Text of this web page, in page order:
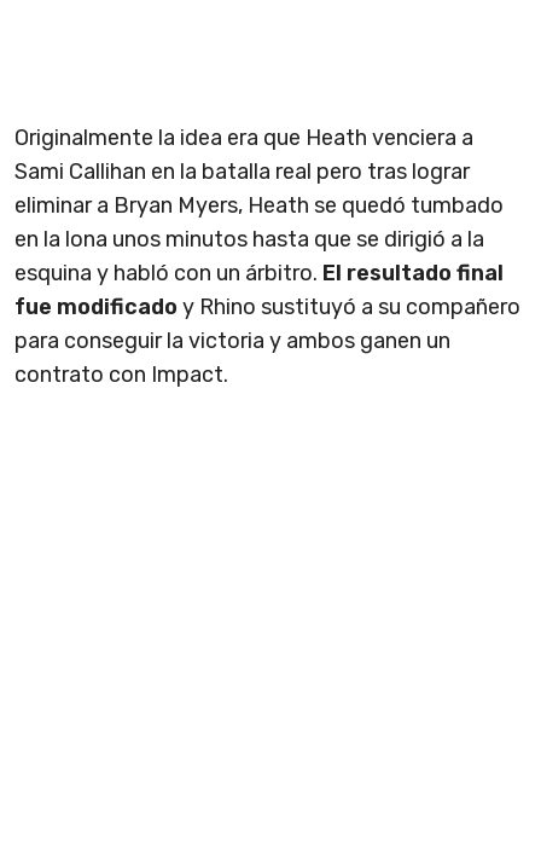
Originalmente la idea era que Heath venciera a
Sami Callihan en la batalla real pero tras lograr
eliminar a Bryan Myers, Heath se quedó tumbado
en la lona unos minutos hasta que se dirigió a la
esquina y habló con un árbitro. El resultado final
fue modificado y Rhino sustituyó a su compañero
para conseguir la victoria y ambos ganen un
contrato con Impact.